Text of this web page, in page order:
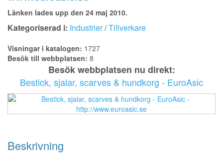
Länken lades upp den 24 maj 2010.
Kategoriserad i: Industrier/Tillverkare
Visningar i katalogen: 1727
Besök till webbplatsen: 8
Besök webbplatsen nu direkt:
Bestick, sjalar, scarves & hundkorg - EuroAsic
Beskrivning